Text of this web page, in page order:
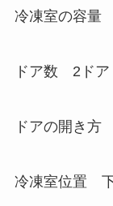
冷凍室の容量
ドア数 2ドア
ドアの開き方
冷凍室位置